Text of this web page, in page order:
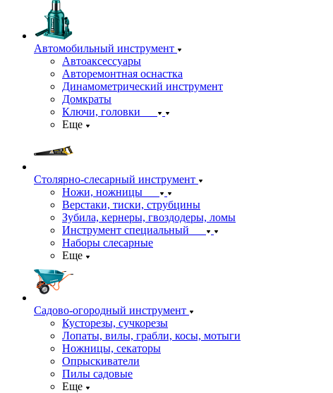
Автомобильный инструмент
Автоаксессуары
Авторемонтная оснастка
Динамометрический инструмент
Домкраты
Ключи, головки
Еще
Столярно-слесарный инструмент
Ножи, ножницы
Верстаки, тиски, струбцины
Зубила, кернеры, гвоздодеры, ломы
Инструмент специальный
Наборы слесарные
Еще
Садово-огородный инструмент
Кусторезы, сучкорезы
Лопаты, вилы, грабли, косы, мотыги
Ножницы, секаторы
Опрыскиватели
Пилы садовые
Еще